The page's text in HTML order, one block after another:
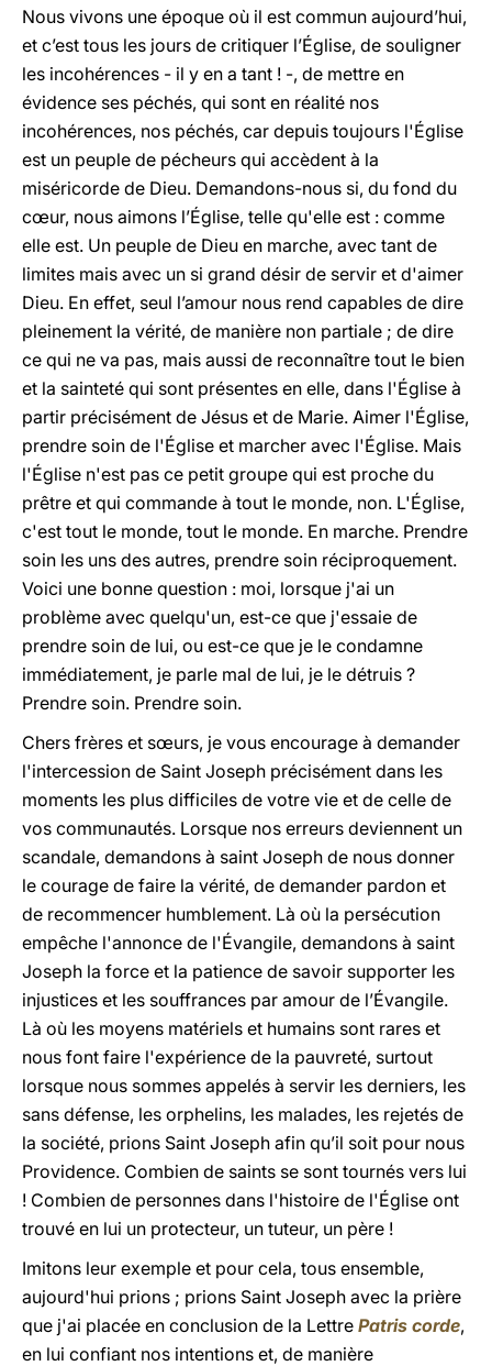
Nous vivons une époque où il est commun aujourd’hui,
et c’est tous les jours de critiquer l’Église, de souligner
les incohérences - il y en a tant ! -, de mettre en
évidence ses péchés, qui sont en réalité nos
incohérences, nos péchés, car depuis toujours l'Église
est un peuple de pécheurs qui accèdent à la
miséricorde de Dieu. Demandons-nous si, du fond du
cœur, nous aimons l’Église, telle qu'elle est : comme
elle est. Un peuple de Dieu en marche, avec tant de
limites mais avec un si grand désir de servir et d'aimer
Dieu. En effet, seul l’amour nous rend capables de dire
pleinement la vérité, de manière non partiale ; de dire
ce qui ne va pas, mais aussi de reconnaître tout le bien
et la sainteté qui sont présentes en elle, dans l'Église à
partir précisément de Jésus et de Marie. Aimer l'Église,
prendre soin de l'Église et marcher avec l'Église. Mais
l'Église n'est pas ce petit groupe qui est proche du
prêtre et qui commande à tout le monde, non. L'Église,
c'est tout le monde, tout le monde. En marche. Prendre
soin les uns des autres, prendre soin réciproquement.
Voici une bonne question : moi, lorsque j'ai un
problème avec quelqu'un, est-ce que j'essaie de
prendre soin de lui, ou est-ce que je le condamne
immédiatement, je parle mal de lui, je le détruis ?
Prendre soin. Prendre soin.
Chers frères et sœurs, je vous encourage à demander
l'intercession de Saint Joseph précisément dans les
moments les plus difficiles de votre vie et de celle de
vos communautés. Lorsque nos erreurs deviennent un
scandale, demandons à saint Joseph de nous donner
le courage de faire la vérité, de demander pardon et
de recommencer humblement. Là où la persécution
empêche l'annonce de l'Évangile, demandons à saint
Joseph la force et la patience de savoir supporter les
injustices et les souffrances par amour de l’Évangile.
Là où les moyens matériels et humains sont rares et
nous font faire l'expérience de la pauvreté, surtout
lorsque nous sommes appelés à servir les derniers, les
sans défense, les orphelins, les malades, les rejetés de
la société, prions Saint Joseph afin qu’il soit pour nous
Providence. Combien de saints se sont tournés vers lui
! Combien de personnes dans l'histoire de l'Église ont
trouvé en lui un protecteur, un tuteur, un père !
Imitons leur exemple et pour cela, tous ensemble,
aujourd'hui prions ; prions Saint Joseph avec la prière
que j'ai placée en conclusion de la Lettre Patris corde,
en lui confiant nos intentions et, de manière